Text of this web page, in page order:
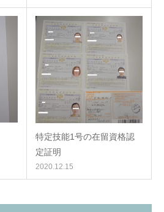
特定技能1号の在留資格認
定証明
2020.12.15